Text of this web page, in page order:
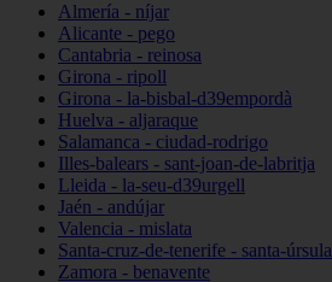
Almería - níjar
Alicante - pego
Cantabria - reinosa
Girona - ripoll
Girona - la-bisbal-d39empordà
Huelva - aljaraque
Salamanca - ciudad-rodrigo
Illes-balears - sant-joan-de-labritja
Lleida - la-seu-d39urgell
Jaén - andújar
Valencia - mislata
Santa-cruz-de-tenerife - santa-úrsula
Zamora - benavente